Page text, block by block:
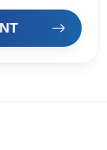
dla lepszej